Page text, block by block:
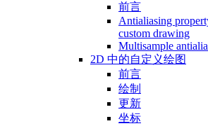
前言
Antialiasing
custom drawing
Multisample
2D 中的自定义绘图
前言
绘制
更新
坐标